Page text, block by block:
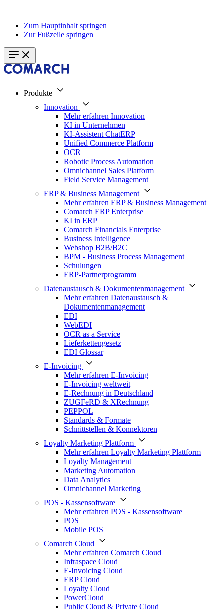
Zum Hauptinhalt springen
Zur Fußzeile springen
Produkte
Innovation
Mehr erfahren Innovation
KI in Unternehmen
KI-Assistent ChatERP
Unified Commerce Platform
OCR
Robotic Process Automation
Omnichannel Sales Platform
Field Service Management
ERP & Business Management
Mehr erfahren ERP & Business Management
Comarch ERP Enterprise
KI in ERP
Comarch Financials Enterprise
Business Intelligence
Webshop B2B/B2C
BPM - Business Process Management
Schulungen
ERP-Partnerprogramm
Datenaustausch & Dokumentenmanagement
Mehr erfahren Datenaustausch &
Dokumentenmanagement
EDI
WebEDI
OCR as a Service
Lieferkettengesetz
EDI Glossar
E-Invoicing
Mehr erfahren E-Invoicing
E-Invoicing weltweit
E-Rechnung in Deutschland
ZUGFeRD & XRechnung
PEPPOL
Standards & Formate
Schnittstellen & Konnektoren
Loyalty Marketing Plattform
Mehr erfahren Loyalty Marketing Plattform
Loyalty Management
Marketing Automation
Data Analytics
Omnichannel Marketing
POS - Kassensoftware
Mehr erfahren POS - Kassensoftware
POS
Mobile POS
Comarch Cloud
Mehr erfahren Comarch Cloud
Infraspace Cloud
E-Invoicing Cloud
ERP Cloud
Loyalty Cloud
PowerCloud
Public Cloud & Private Cloud